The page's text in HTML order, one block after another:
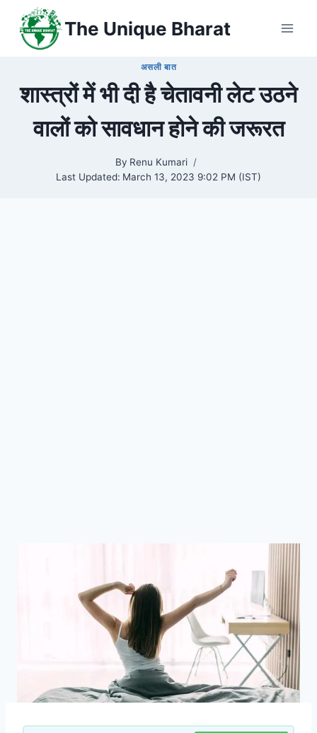
content
The Unique Bharat
असली बात
शास्त्रों में भी दी है चेतावनी लेट उठने
वालों को सावधान होने की जरूरत
By Renu Kumari
Last Updated: March 13, 2023 9:02 PM (IST)